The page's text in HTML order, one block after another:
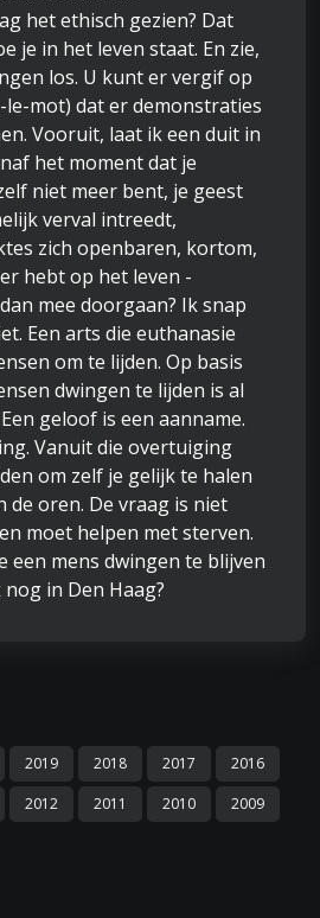
het ethisch gezien? Dat
je in het leven staat. En zie,
los. U kunt er vergif op
le-mot) dat er demonstraties
Vooruit, laat ik een duit in
het moment dat je
niet meer bent, je geest
verval intreedt,
zich openbaren, kortom,
hebt op het leven -
mee doorgaan? Ik snap
Een arts die euthanasie
om te lijden. Op basis
dwingen te lijden is al
geloof is een aanname.
Vanuit die overtuiging
om zelf je gelijk te halen
de oren. De vraag is niet
moet helpen met sterven.
een mens dwingen te blijven
in Den Haag?
2019 2018 2017
2016
2012 2011 2010
2009